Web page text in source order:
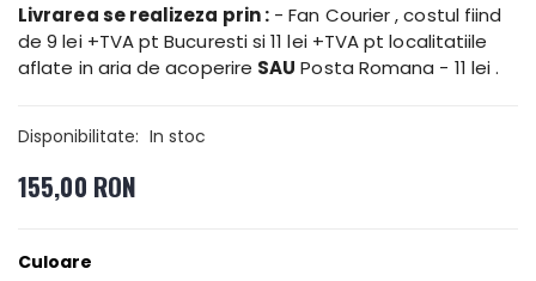
Livrarea se realizeza prin: - Fan Courier , costul fiind
de 9 lei +TVA pt Bucuresti si 11 lei +TVA pt localitatiile
aflate in aria de acoperire SAU Posta Romana - 11 lei .
Disponibilitate: In stoc
155,00 RON
Culoare